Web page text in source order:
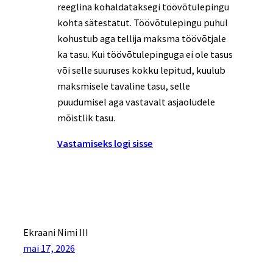
reeglina kohaldataksegi töövõtulepingu
kohta sätestatut. Töövõtulepingu puhul
kohustub aga tellija maksma töövõtjale
ka tasu. Kui töövõtulepinguga ei ole tasus
või selle suuruses kokku lepitud, kuulub
maksmisele tavaline tasu, selle
puudumisel aga vastavalt asjaoludele
mõistlik tasu.
Vastamiseks logi sisse
Ekraani Nimi III
mai 17, 2026